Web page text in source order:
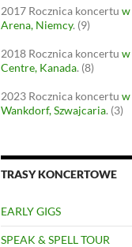
2017 Rocznica koncertu w
Arena, Niemcy. (9)
2018 Rocznica koncertu w
Centre, Kanada. (8)
2023 Rocznica koncertu w
Wankdorf, Szwajcaria. (3)
TRASY KONCERTOWE
EARLY GIGS
SPEAK & SPELL TOUR